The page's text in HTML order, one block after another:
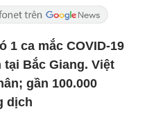
1 ca mắc COVID-19
Bắc Giang. Việt
gần 100.000
dịch